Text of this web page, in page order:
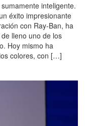
inteligente.
éxito impresionante
con Ray-Ban, ha
lleno uno de los
Hoy mismo ha
colores, con […]